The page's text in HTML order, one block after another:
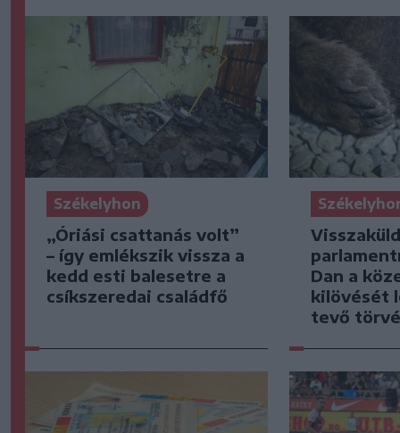
Székelyhon
„Óriási csattanás volt”
– így emlékszik vissza a
kedd esti balesetre a
csíkszeredai családfő
Dan a
kilövését
tevő